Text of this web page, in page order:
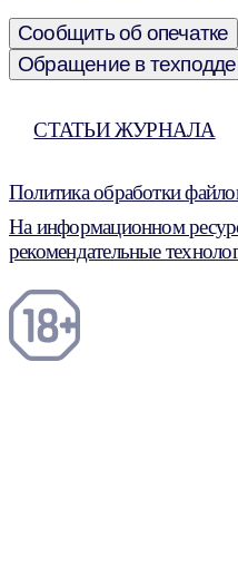
Сообщить об опечатке
Обращение в
СТАТЬИ ЖУРНАЛА
Политика обработки
На информационном
рекомендательные